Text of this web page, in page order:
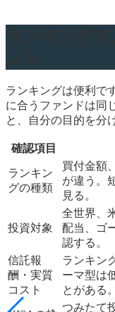
ランキングは便利で
に合うファンドは同
と、自分の目的を分
確認項目
ランキン
グの種類
買付金額
が違う。
見る。
投資対象
全世界、
配当、ゴ
認する。
信託報
酬・実質
コスト
ランキン
ーマ型は
とがある。
つみたて